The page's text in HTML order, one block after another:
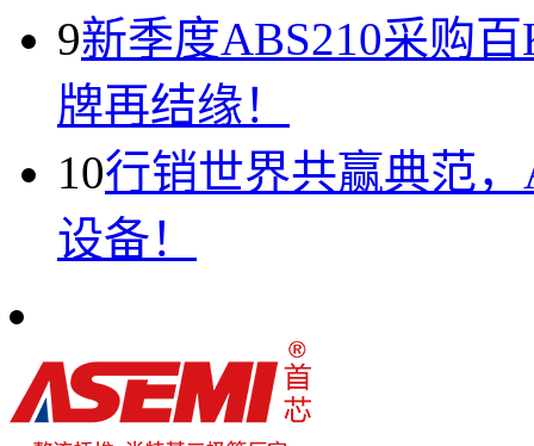
9新季度ABS210采购
牌再结缘！
10行销世界共赢典范
设备！